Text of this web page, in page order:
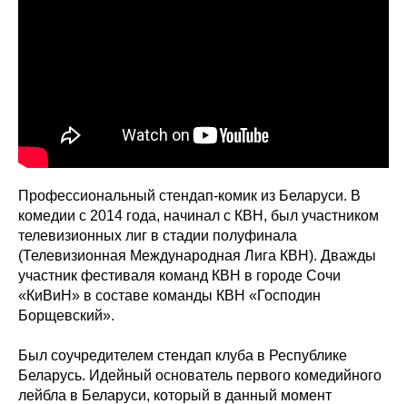
Профессиональный стендап-комик из Беларуси. В
комедии с 2014 года, начинал с КВН, был участником
телевизионных лиг в стадии полуфинала
(Телевизионная Международная Лига КВН). Дважды
участник фестиваля команд КВН в городе Сочи
«КиВиН» в составе команды КВН «Господин
Борщевский».
Был соучредителем стендап клуба в Республике
Беларусь. Идейный основатель первого комедийного
лейбла в Беларуси, который в данный момент